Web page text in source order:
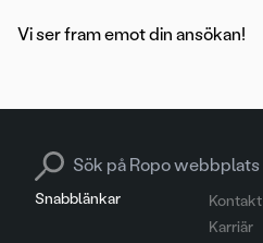
Vi ser fram emot din ansökan!
Snabblänkar
Kontakt
Karriär
Search for: